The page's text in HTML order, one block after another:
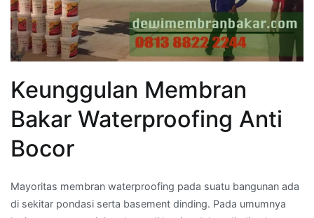
Keunggulan Membran
Bakar Waterproofing Anti
Bocor
Mayoritas membran waterproofing pada suatu bangunan ada
di sekitar pondasi serta basement dinding. Pada umumnya